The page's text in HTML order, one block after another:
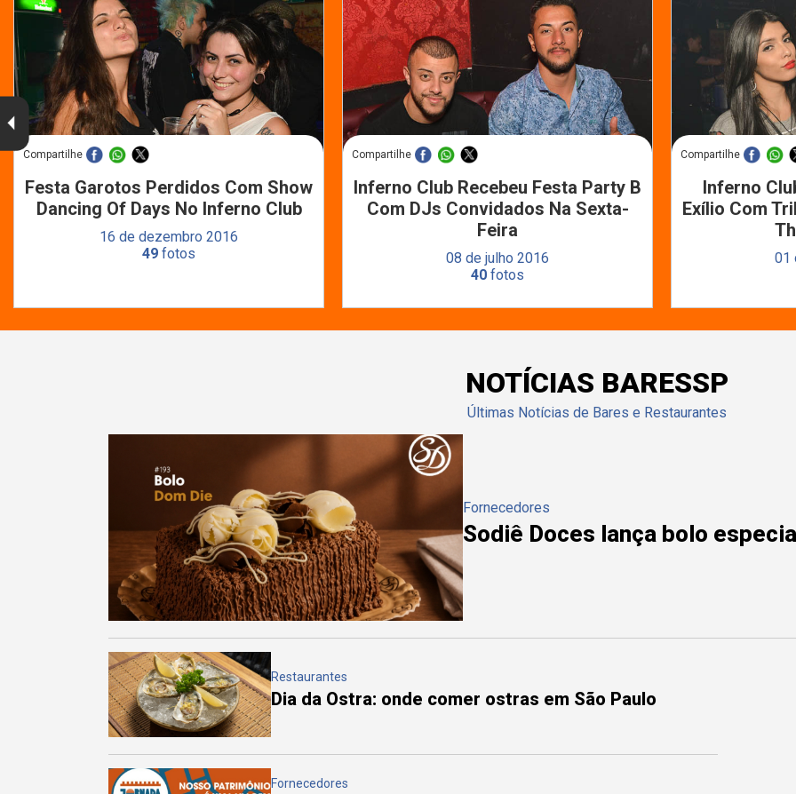
Compartilhe
Festa Garotos Perdidos Com Show
Dancing Of Days No Inferno Club
16 de dezembro 2016
49 fotos
Compartilhe
Inferno Club Recebeu Festa Party B
Com DJs Convidados Na Sexta-
Feira
08 de julho 2016
40 fotos
Compartilhe
Inferno
Exílio Com
01
NOTÍCIAS BARESSP
Últimas Notícias de Bares e Restaurantes
Fornecedores
Sodiê Doces lança bolo
Restaurantes
Dia da Ostra: onde comer ostras em São Paulo
Fornecedores